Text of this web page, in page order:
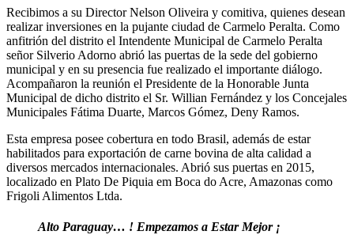
Recibimos a su Director Nelson Oliveira y comitiva, quienes desean
realizar inversiones en la pujante ciudad de Carmelo Peralta. Como
anfitrión del distrito el Intendente Municipal de Carmelo Peralta
señor Silverio Adorno abrió las puertas de la sede del gobierno
municipal y en su presencia fue realizado el importante diálogo.
Acompañaron la reunión el Presidente de la Honorable Junta
Municipal de dicho distrito el Sr. Willian Fernández y los Concejales
Municipales Fátima Duarte, Marcos Gómez, Deny Ramos.
Esta empresa posee cobertura en todo Brasil, además de estar
habilitados para exportación de carne bovina de alta calidad a
diversos mercados internacionales. Abrió sus puertas en 2015,
localizado en Plato De Piquia em Boca do Acre, Amazonas como
Frigoli Alimentos Ltda.
Alto Paraguay… ! Empezamos a Estar Mejor ¡